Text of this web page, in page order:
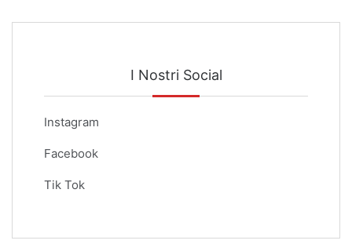
I Nostri Social
Instagram
Facebook
Tik Tok